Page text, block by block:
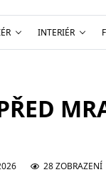
INTERIÉR
28 ZOBRAZENÍ